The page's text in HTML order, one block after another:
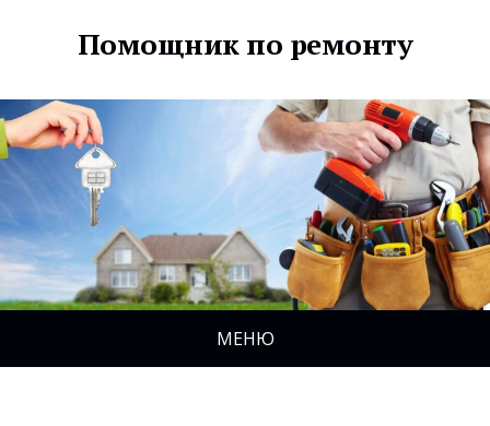
Помощник по ремонту
МЕНЮ